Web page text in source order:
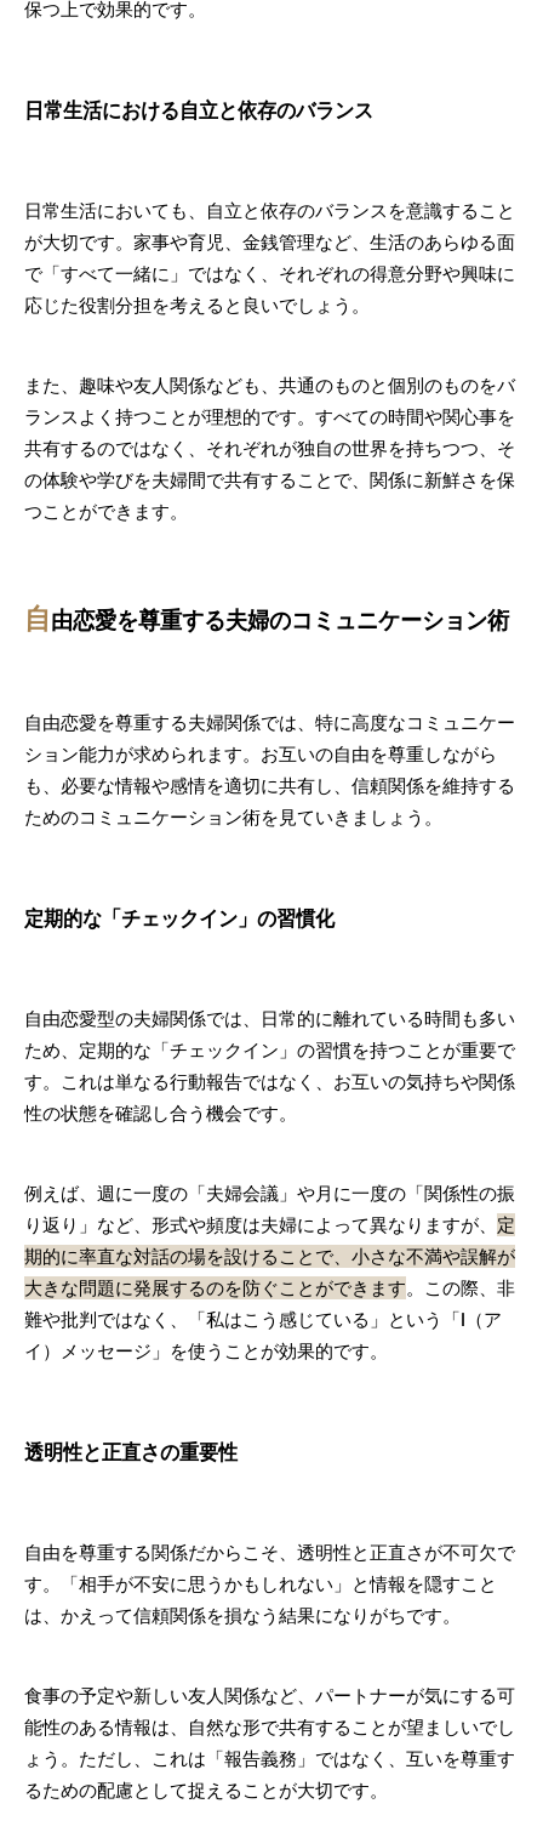
保つ上で効果的です。
日常生活における自立と依存のバランス
日常生活においても、自立と依存のバランスを意識すること
が大切です。家事や育児、金銭管理など、生活のあらゆる面
で「すべて一緒に」ではなく、それぞれの得意分野や興味に
応じた役割分担を考えると良いでしょう。
また、趣味や友人関係なども、共通のものと個別のものをバ
ランスよく持つことが理想的です。すべての時間や関心事を
共有するのではなく、それぞれが独自の世界を持ちつつ、そ
の体験や学びを夫婦間で共有することで、関係に新鮮さを保
つことができます。
自由恋愛を尊重する夫婦のコミュニケーション術
自由恋愛を尊重する夫婦関係では、特に高度なコミュニケー
ション能力が求められます。お互いの自由を尊重しながら
も、必要な情報や感情を適切に共有し、信頼関係を維持する
ためのコミュニケーション術を見ていきましょう。
定期的な「チェックイン」の習慣化
自由恋愛型の夫婦関係では、日常的に離れている時間も多い
ため、定期的な「チェックイン」の習慣を持つことが重要で
す。これは単なる行動報告ではなく、お互いの気持ちや関係
性の状態を確認し合う機会です。
例えば、週に一度の「夫婦会議」や月に一度の「関係性の振
り返り」など、形式や頻度は夫婦によって異なりますが、 定
期的に率直な対話の場を設けることで、小さな不満や誤解が
大きな問題に発展するのを防ぐことができます。この際、非
難や批判ではなく、「私はこう感じている」という「I（ア
イ）メッセージ」を使うことが効果的です。
透明性と正直さの重要性
自由を尊重する関係だからこそ、透明性と正直さが不可欠で
す。「相手が不安に思うかもしれない」と情報を隠すこと
は、かえって信頼関係を損なう結果になりがちです。
食事の予定や新しい友人関係など、パートナーが気にする可
能性のある情報は、自然な形で共有することが望ましいでし
ょう。ただし、これは「報告義務」ではなく、互いを尊重す
るための配慮として捉えることが大切です。